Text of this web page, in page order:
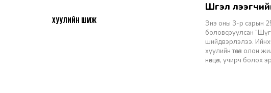
Шүгэл
Энэ оны 3-р сарын
боловсруулсан
шийдвэрлэлээ.
хуулийн төсөл олон
нөхцөл, учирч
ХУУЛИЙН ШҮҮМЖ